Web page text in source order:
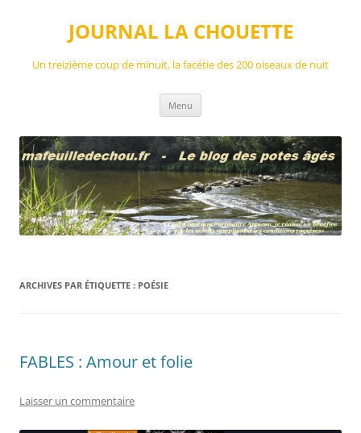
JOURNAL LA CHOUETTE
Un treizième coup de minuit, la facétie des 200 oiseaux de nuit
Menu
ARCHIVES PAR ÉTIQUETTE : POÉSIE
FABLES : Amour et folie
Laisser un commentaire